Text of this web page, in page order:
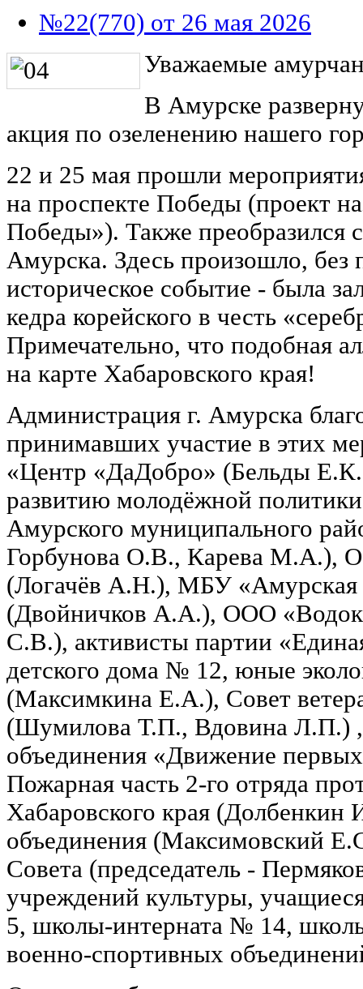
№22(770) от 26 мая 2026
Уважаемые
В Амурске
акция по озеленению нашего
22 и 25 мая прошли
на проспекте Победы (проект
Победы»). Также преобразился
Амурска. Здесь произошло, без
историческое событие - была
кедра корейского в честь
Примечательно, что подобная
на карте Хабаровского края!
Администрация г. Амурска
принимавших участие в этих
«Центр «ДаДобро» (Бельды
развитию молодёжной
Амурского муниципального
Горбунова О.В., Карева М.А.),
(Логачёв А.Н.), МБУ «Амурская
(Двойничков А.А.), ООО
С.В.), активисты партии
детского дома № 12, юные
(Максимкина Е.А.), Совет
(Шумилова Т.П., Вдовина Л.П.) ,
объединения «Движение
Пожарная часть 2-го отряда
Хабаровского края
объединения (Максимовский
Совета (председатель -
учреждений культуры,
5, школы-интерната № 14,
военно-спортивных